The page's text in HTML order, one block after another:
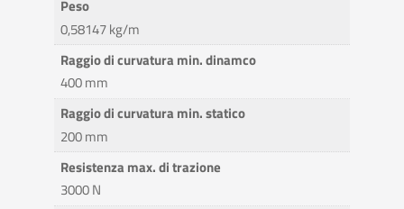
Peso
0,58147 kg/m
Raggio di curvatura min. dinamco
400 mm
Raggio di curvatura min. statico
200 mm
Resistenza max. di trazione
3000 N